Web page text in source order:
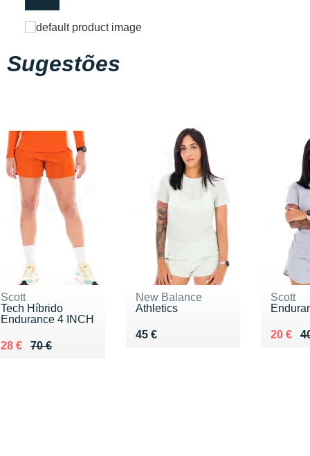
Sugestões
Scott
Tech Híbrido
Endurance 4 INCH
70 €
Au lieu de 70 €
28 €
Vendu 28 €
New Balance
Athletics
45 €
Vendu 45 €
Scott
Au lieu
20 €
Vendu